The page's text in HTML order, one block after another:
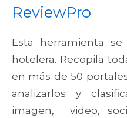
ReviewPro
Esta herramienta
hotelera. Recopila
en más de 50
analizarlos y
imagen, video,